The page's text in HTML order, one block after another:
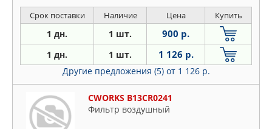
Срок поставки Наличие Цена Купить
1 дн. 1 шт. 900 р.
1 дн. 1 шт. 1 126 р.
Другие предложения (5) от 1 126 р.
CWORKS B13CR0241
Фильтр воздушный